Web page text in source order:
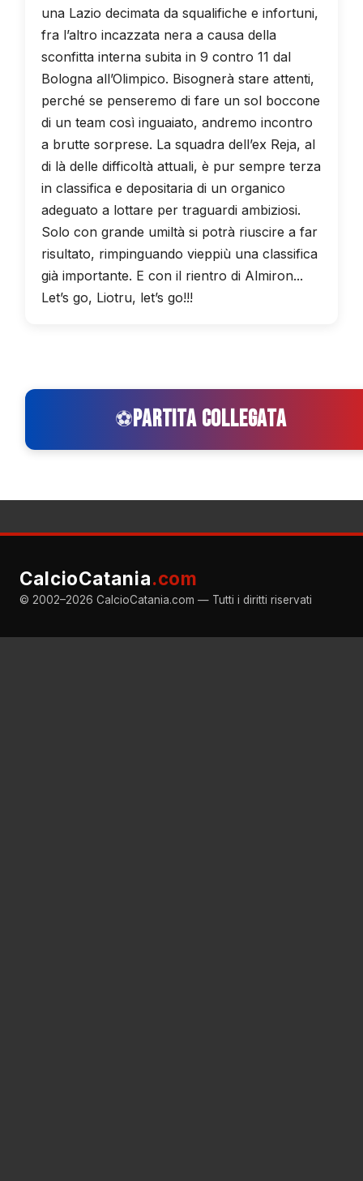
una Lazio decimata da squalifiche e infortuni,
fra l’altro incazzata nera a causa della
sconfitta interna subita in 9 contro 11 dal
Bologna all’Olimpico. Bisognerà stare attenti,
perché se penseremo di fare un sol boccone
di un team così inguaiato, andremo incontro
a brutte sorprese. La squadra dell’ex Reja, al
di là delle difficoltà attuali, è pur sempre terza
in classifica e depositaria di un organico
adeguato a lottare per traguardi ambiziosi.
Solo con grande umiltà si potrà riuscire a far
risultato, rimpinguando vieppiù una classifica
già importante. E con il rientro di Almiron...
Let’s go, Liotru, let’s go!!!
⚽PARTITA COLLEGATA
CalcioCatania.com
© 2002–2026 CalcioCatania.com — Tutti i diritti riservati